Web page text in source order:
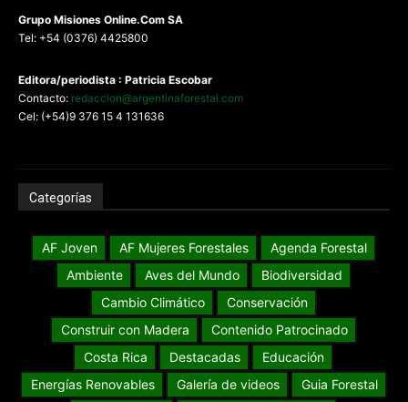
Grupo Misiones Online.Com SA
Tel: +54 (0376) 4425800
Editora/periodista : Patricia Escobar
Contacto: redaccion@argentinaforestal.com
Cel: (+54)9 376 15 4 131636
Categorías
AF Joven AF Mujeres Forestales
Agenda Forestal
Ambiente
Aves del Mundo
Biodiversidad
Cambio Climático
Conservación
Construir con Madera
Contenido Patrocinado
Costa Rica
Destacadas
Educación
Energías Renovables
Galería de videos
Guia Forestal